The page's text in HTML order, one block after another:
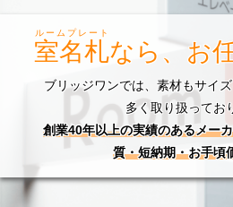
室名札
ルームプレート
なら、お
ブリッジワンでは、素材もサイ
多く取り扱ってお
創業40年以上の実績のあるメー
質・短納期・お手頃